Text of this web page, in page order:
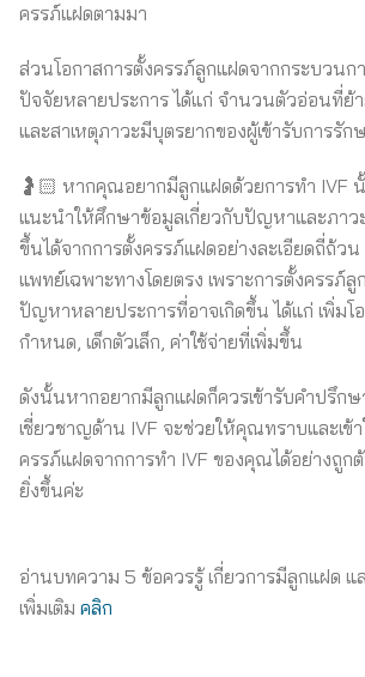
ครรภ์แฝดตามมา
ส่วนโอกาสการตั้งครรภ์ลูกแฝดจากกระบวนก
ปัจจัยหลายประการ ได้แก่ จำนวนตัวอ่อนที่ย้
และสาเหตุภาวะมีบุตรยากของผู้เข้ารับการรัก
🤰🏻 หากคุณอยากมีลูกแฝดด้วยการทำ IVF
แนะนำให้ศึกษาข้อมูลเกี่ยวกับปัญหาและภาว
ขึ้นได้จากการตั้งครรภ์แฝดอย่างละเอียดถี่ถ้ว
แพทย์เฉพาะทางโดยตรง เพราะการตั้งครรภ์
ปัญหาหลายประการที่อาจเกิดขึ้น ได้แก่ เพิ่มโ
กำหนด, เด็กตัวเล็ก, ค่าใช้จ่ายที่เพิ่มขึ้น
ดังนั้นหากอยากมีลูกแฝดก็ควรเข้ารับคำปรึก
เชี่ยวชาญด้าน IVF จะช่วยให้คุณทราบและเข้า
ครรภ์แฝดจากการทำ IVF ของคุณได้อย่างถูก
ยิ่งขึ้นค่ะ
อ่านบทความ 5 ข้อควรรู้ เกี่ยวการมีลูกแฝด แ
เพิ่มเติม คลิก